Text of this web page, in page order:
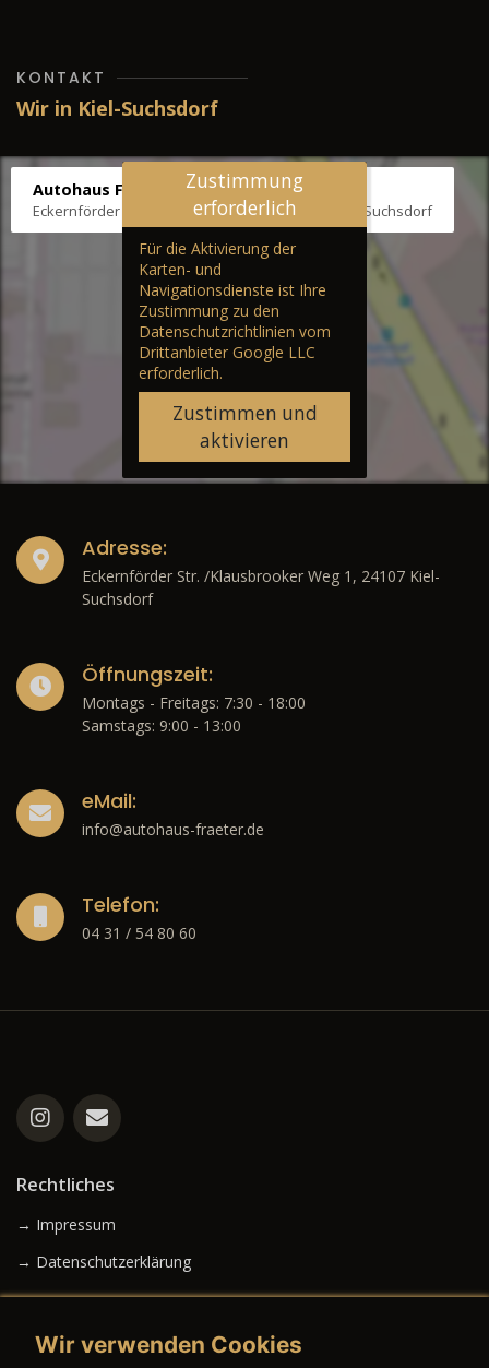
KONTAKT
Wir in Kiel-Suchsdorf
Autohaus Fräter
Eckernförder Str. /Klausbrooker Weg 1, 24107 Kiel-Suchsdorf
Zustimmung
erforderlich
Für die Aktivierung der
Karten- und
Navigationsdienste ist Ihre
Zustimmung zu den
Datenschutzrichtlinien vom
Drittanbieter Google LLC
erforderlich.
Zustimmen und
aktivieren
Adresse:
Eckernförder Str. /Klausbrooker Weg 1, 24107 Kiel-
Suchsdorf
Öffnungszeit:
Montags - Freitags: 7:30 - 18:00
Samstags: 9:00 - 13:00
eMail:
info@autohaus-fraeter.de
Telefon:
04 31 / 54 80 60
Rechtliches
→ Impressum
→ Datenschutzerklärung
Wir verwenden Cookies